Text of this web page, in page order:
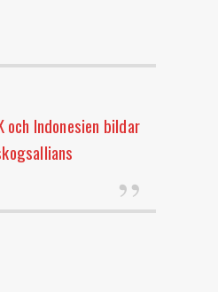
Indonesien bildar